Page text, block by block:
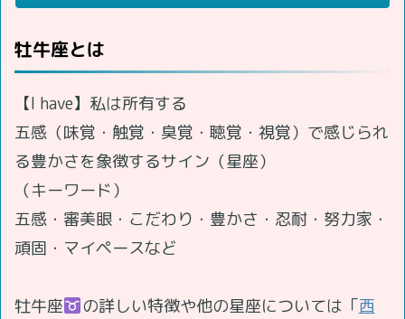
牡牛座とは
【I have】私は所有する
五感（味覚・触覚・臭覚・聴覚・視覚）で感じられ
る豊かさを象徴するサイン（星座）
（キーワード）
五感・審美眼・こだわり・豊かさ・忍耐・努力家・
頑固・マイペースなど
牡牛座 の詳しい特徴や他の星座については「西